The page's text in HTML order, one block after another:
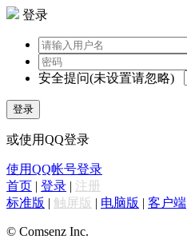
登录
安全提问(未设置请忽略)
登录
或使用QQ登录
使用QQ帐号登录
首页 | 登录 | 注册
标准版 | 触屏版 | 电脑版 | 客户端
© Comsenz Inc.